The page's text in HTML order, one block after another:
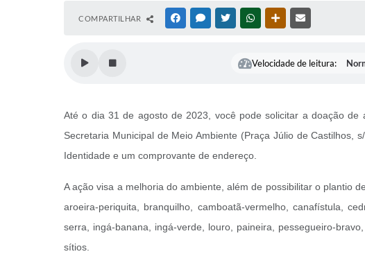
COMPARTILHAR FACEBOOKMESSENGER
TWITTERWHATSAPPOUTRAS MÍDIAS
Velocidade de leitura:
Até o dia 31 de agosto de 2023, você pode solicitar a doação
Secretaria Municipal de Meio Ambiente (Praça Júlio de
Identidade e um comprovante de endereço.
A ação visa a melhoria do ambiente, além de possibilitar o plantio
aroeira-periquita, branquilho, camboatã-vermelho, canafístula,
serra, ingá-banana, ingá-verde, louro, paineira, pessegueiro-
sítios.